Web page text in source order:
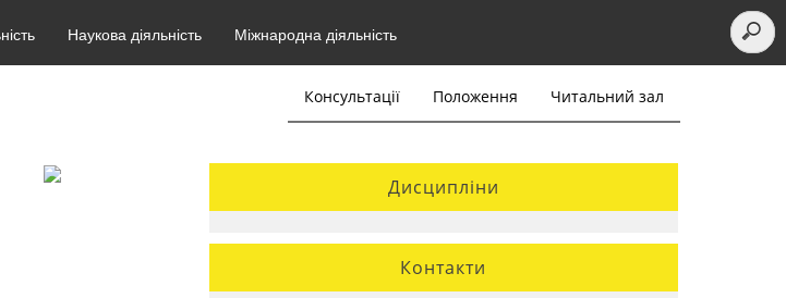
Наукова діяльність Міжнародна діяльність
Консультації Положення Читальний зал
Дисципліни
Контакти